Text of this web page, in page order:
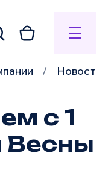
Новости
с 1
Весны